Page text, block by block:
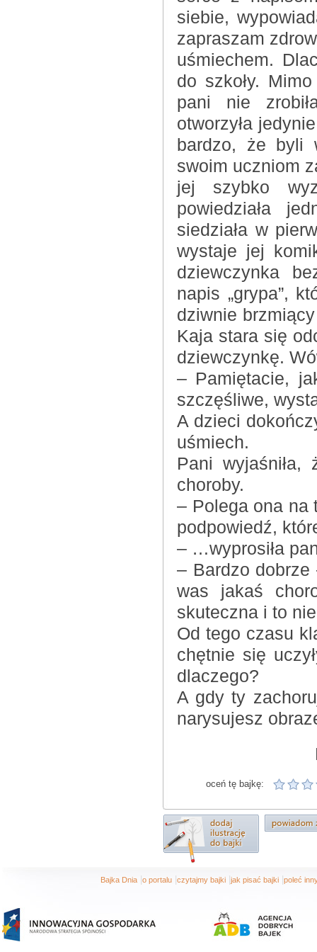
siebie,
zapraszam
uśmiechem.
do szkoły.
pani nie
otworzyła
bardzo, że byli
swoim uczniom
jej szybko
powiedziała
siedziała w
wystaje jej
dziewczynka
napis „grypa”,
dziwnie
Kaja stara się
dziewczynkę.
– Pamiętacie,
szczęśliwe,
A dzieci
uśmiech.
Pani wyjaśniła,
choroby.
– Polega ona na
podpowiedź,
– …wyprosiła
– Bardzo dobrze
was jakaś
skuteczna i to
Od tego czasu
chętnie się
dlaczego?
A gdy ty
narysujesz
oceń tę bajkę:
Bajka Dnia o portalu czytajmy bajki jak pisać bajki poleć